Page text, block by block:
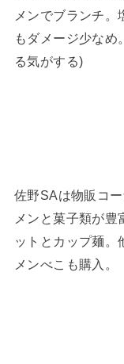
メンでブランチ
もダメージ少なめ
る気がする)
佐野SAは物販コ
メンと菓子類が
ットとカップ麺。
メンべこも購入。